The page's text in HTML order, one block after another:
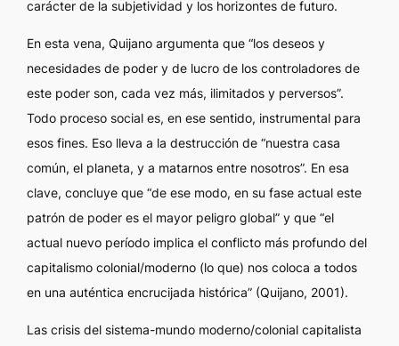
carácter de la subjetividad y los horizontes de futuro.
En esta vena, Quijano argumenta que “los deseos y
necesidades de poder y de lucro de los controladores de
este poder son, cada vez más, ilimitados y perversos”.
Todo proceso social es, en ese sentido, instrumental para
esos fines. Eso lleva a la destrucción de “nuestra casa
común, el planeta, y a matarnos entre nosotros”. En esa
clave, concluye que “de ese modo, en su fase actual este
patrón de poder es el mayor peligro global” y que “el
actual nuevo período implica el conflicto más profundo del
capitalismo colonial/moderno (lo que) nos coloca a todos
en una auténtica encrucijada histórica” (Quijano, 2001).
Las crisis del sistema-mundo moderno/colonial capitalista